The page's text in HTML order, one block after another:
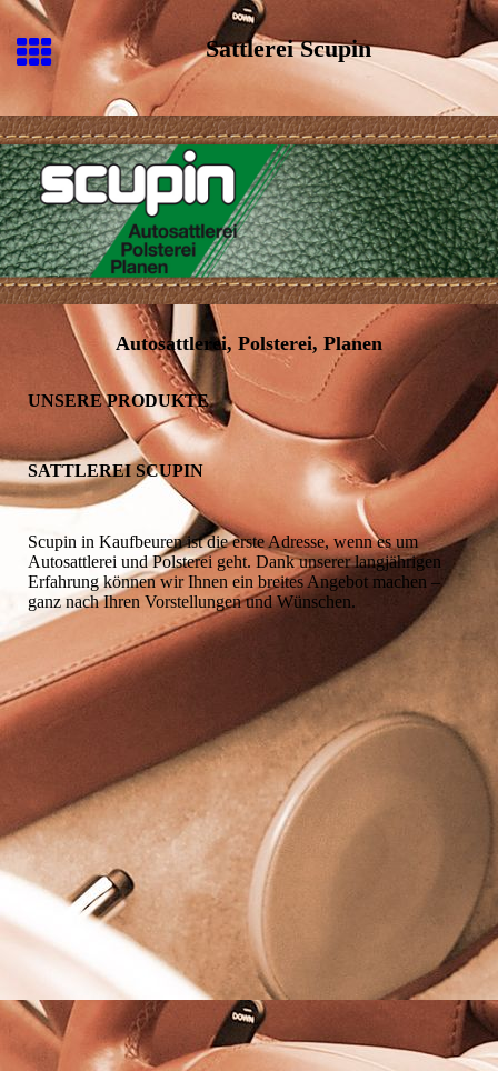
Sattlerei Scupin
Autosattlerei, Polsterei, Planen
UNSERE PRODUKTE
SATTLEREI SCUPIN
Scupin in Kaufbeuren ist die erste Adresse, wenn es um
Autosattlerei und Polsterei geht. Dank unserer langjährigen
Erfahrung können wir Ihnen ein breites Angebot machen –
ganz nach Ihren Vorstellungen und Wünschen.